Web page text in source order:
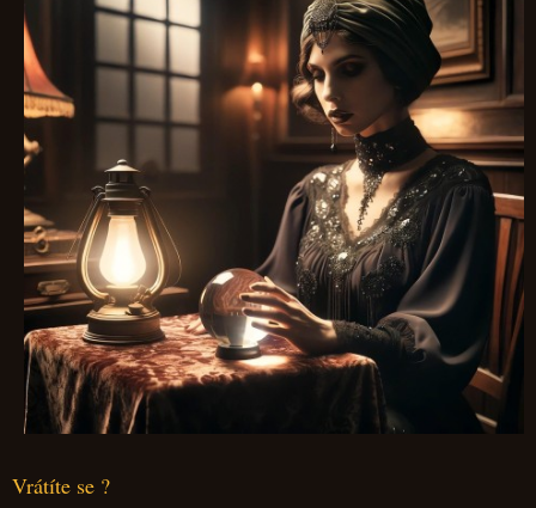
Vrátíte se ?